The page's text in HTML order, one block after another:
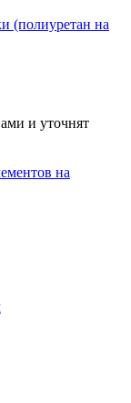
(полиуретан на
и уточнят
на